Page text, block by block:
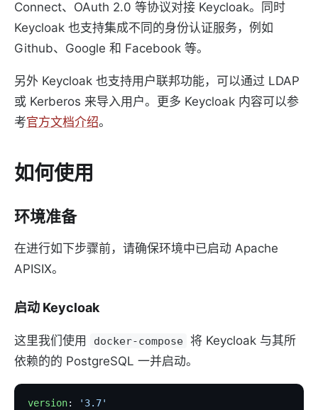
Connect、OAuth 2.0 等协议对接 Keycloak。同时
Keycloak 也支持集成不同的身份认证服务，例如
Github、Google 和 Facebook 等。
另外 Keycloak 也支持用户联邦功能，可以通过 LDAP
或 Kerberos 来导入用户。更多 Keycloak 内容可以参
考官方文档介绍。
如何使用
环境准备
在进行如下步骤前，请确保环境中已启动 Apache
APISIX。
启动 Keycloak
这里我们使用 docker-compose
将 Keycloak 与其所
依赖的的 PostgreSQL 一并启动。
version: '3.7'